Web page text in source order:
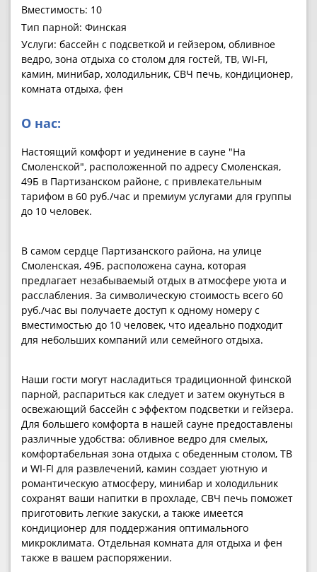
Вместимость: 10
Тип парной: Финская
Услуги: бассейн с подсветкой и гейзером, обливное
ведро, зона отдыха со столом для гостей, ТВ, WI-FI,
камин, минибар, холодильник, СВЧ печь, кондиционер,
комната отдыха, фен
О нас:
Настоящий комфорт и уединение в сауне "На
Смоленской", расположенной по адресу Смоленская,
49Б в Партизанском районе, с привлекательным
тарифом в 60 руб./час и премиум услугами для группы
до 10 человек.
В самом сердце Партизанского района, на улице
Смоленская, 49Б, расположена сауна, которая
предлагает незабываемый отдых в атмосфере уюта и
расслабления. За символическую стоимость всего 60
руб./час вы получаете доступ к одному номеру с
вместимостью до 10 человек, что идеально подходит
для небольших компаний или семейного отдыха.
Наши гости могут насладиться традиционной финской
парной, распариться как следует и затем окунуться в
освежающий бассейн с эффектом подсветки и гейзера.
Для большего комфорта в нашей сауне предоставлены
различные удобства: обливное ведро для смелых,
комфортабельная зона отдыха с обеденным столом, ТВ
и WI-FI для развлечений, камин создает уютную и
романтическую атмосферу, минибар и холодильник
сохранят ваши напитки в прохладе, СВЧ печь поможет
приготовить легкие закуски, а также имеется
кондиционер для поддержания оптимального
микроклимата. Отдельная комната для отдыха и фен
также в вашем распоряжении.